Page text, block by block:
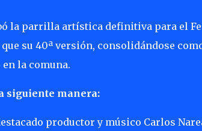
la parrilla artística definitiva para el
su 40ª versión, consolidándose
la comuna.
siguiente manera:
productor y músico Carlos